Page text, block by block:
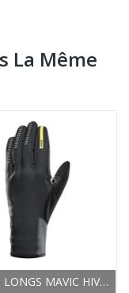
La Même
GANTS LONGS MAVIC HIVER ESSENTIAL THERMO NOIR